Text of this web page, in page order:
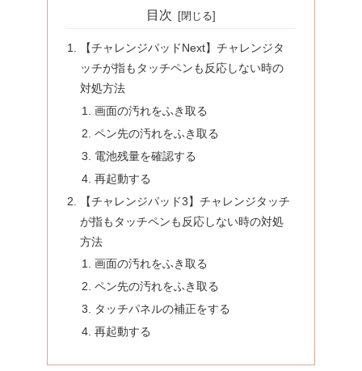
目次
【チャレンジパッドNext】チャレンジタ
ッチが指もタッチペンも反応しない時の
対処方法
画面の汚れをふき取る
ペン先の汚れをふき取る
電池残量を確認する
再起動する
【チャレンジパッド3】チャレンジタッチ
が指もタッチペンも反応しない時の対処
方法
画面の汚れをふき取る
ペン先の汚れをふき取る
タッチパネルの補正をする
再起動する